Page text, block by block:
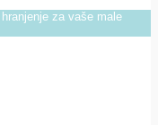
za vaše male